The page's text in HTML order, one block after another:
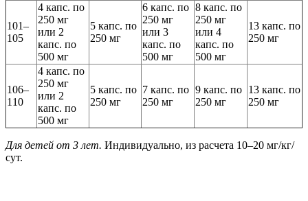
101–
105
4 капс. по
250 мг
или 2
капс. по
500 мг
5 капс. по
250 мг
6 капс. по
250 мг
или 3
капс. по
500 мг
8 капс. по
250 мг
или 4
капс. по
500 мг
13 капс. по
250 мг
106–
110
4 капс. по
250 мг
или 2
капс. по
500 мг
5 капс. по
250 мг
7 капс. по
250 мг
9 капс. по
250 мг
13 капс. по
250 мг
Для детей от 3 лет. Индивидуально, из расчета 10–20 мг/кг/
сут.